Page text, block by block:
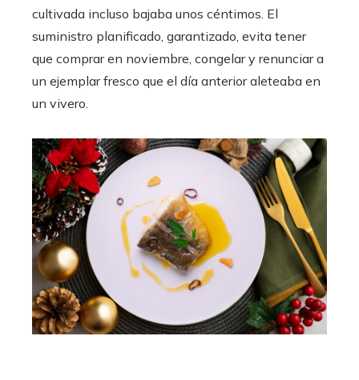
cultivada incluso bajaba unos céntimos. El
suministro planificado, garantizado, evita tener
que comprar en noviembre, congelar y renunciar a
un ejemplar fresco que el día anterior aleteaba en
un vivero.